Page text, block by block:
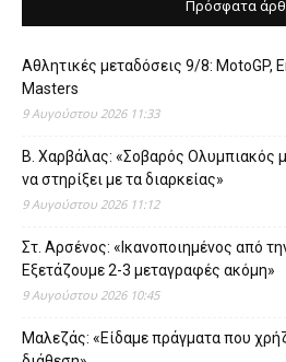
Πρόσφατα
Αθλητικές μεταδόσεις 9/8: MotoGP,
Masters
9 Αυγούστου 2026 11:33
Β. Χαρβάλας: «Σοβαρός Ολυμπιακός
να στηρίξει με τα διαρκείας»
9 Αυγούστου 2026 11:12
Στ. Αρσένος: «Ικανοποιημένος από
Εξετάζουμε 2-3 μεταγραφές ακόμη»
9 Αυγούστου 2026 10:45
Μαλεζάς: «Είδαμε πράγματα που